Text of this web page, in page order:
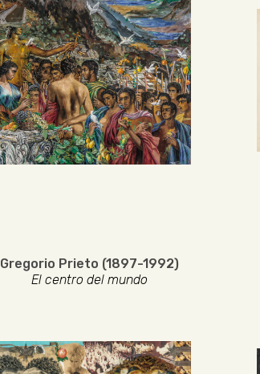
Gregorio Prieto (1897-1992)
El centro del mundo